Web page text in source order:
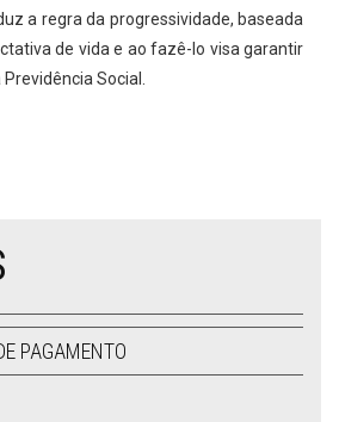
a regra da progressividade, baseada
de vida e ao fazê-lo visa garantir
Social.
PAGAMENTO